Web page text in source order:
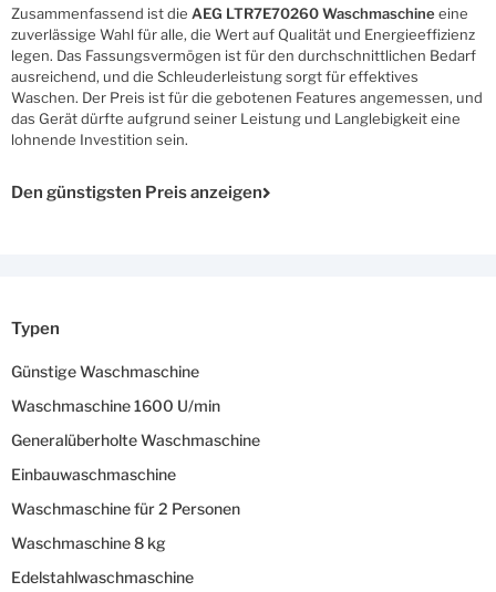
Zusammenfassend ist die AEG LTR7E70260 Waschmaschineeine
zuverlässige Wahl für alle, die Wert auf Qualität und Energieeffizienz
legen. Das Fassungsvermögen ist für den durchschnittlichen Bedarf
ausreichend, und die Schleuderleistung sorgt für effektives
Waschen. Der Preis ist für die gebotenen Features angemessen, und
das Gerät dürfte aufgrund seiner Leistung und Langlebigkeit eine
lohnende Investition sein.
Den günstigsten Preis anzeigen
Typen
Günstige Waschmaschine
Waschmaschine 1600 U/min
Generalüberholte Waschmaschine
Einbauwaschmaschine
Waschmaschine für 2 Personen
Waschmaschine 8 kg
Edelstahlwaschmaschine